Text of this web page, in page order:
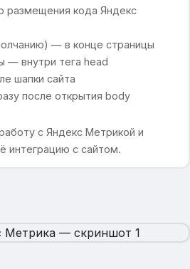
размещения кода Яндекс
— в конце страницы
— внутри тега head
шапки сайта
после открытия body
с Яндекс Метрикой и
интеграцию с сайтом.